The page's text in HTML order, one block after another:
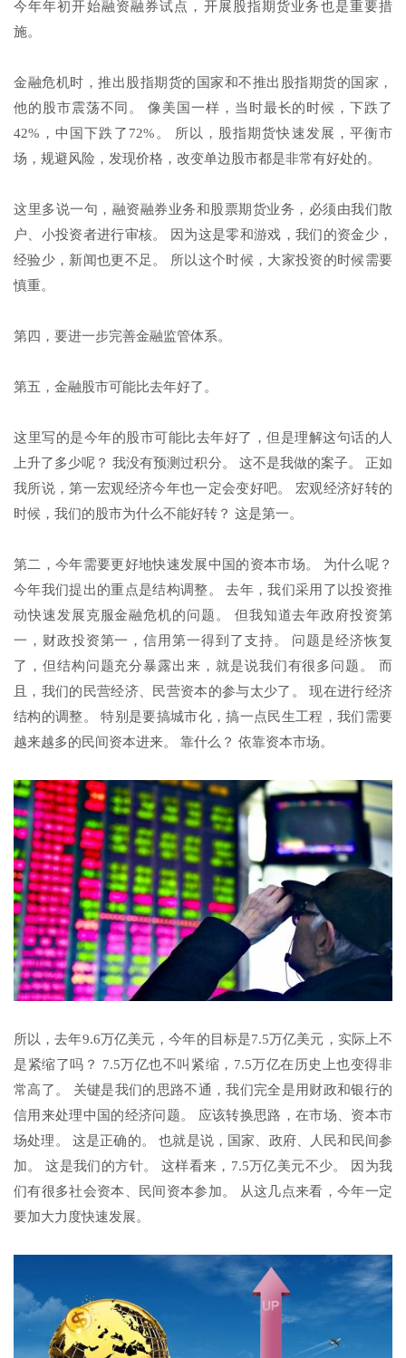
今年年初开始融资融券试点，开展股指期货业务也是重要措
施。
金融危机时，推出股指期货的国家和不推出股指期货的国家，
他的股市震荡不同。 像美国一样，当时最长的时候，下跌了
42%，中国下跌了72%。 所以，股指期货快速发展，平衡市
场，规避风险，发现价格，改变单边股市都是非常有好处的。
这里多说一句，融资融券业务和股票期货业务，必须由我们散
户、小投资者进行审核。 因为这是零和游戏，我们的资金少，
经验少，新闻也更不足。 所以这个时候，大家投资的时候需要
慎重。
第四，要进一步完善金融监管体系。
第五，金融股市可能比去年好了。
这里写的是今年的股市可能比去年好了，但是理解这句话的人
上升了多少呢？ 我没有预测过积分。 这不是我做的案子。 正如
我所说，第一宏观经济今年也一定会变好吧。 宏观经济好转的
时候，我们的股市为什么不能好转？ 这是第一。
第二，今年需要更好地快速发展中国的资本市场。 为什么呢？
今年我们提出的重点是结构调整。 去年，我们采用了以投资推
动快速发展克服金融危机的问题。 但我知道去年政府投资第
一，财政投资第一，信用第一得到了支持。 问题是经济恢复
了，但结构问题充分暴露出来，就是说我们有很多问题。 而
且，我们的民营经济、民营资本的参与太少了。 现在进行经济
结构的调整。 特别是要搞城市化，搞一点民生工程，我们需要
越来越多的民间资本进来。 靠什么？ 依靠资本市场。
所以，去年9.6万亿美元，今年的目标是7.5万亿美元，实际上不
是紧缩了吗？ 7.5万亿也不叫紧缩，7.5万亿在历史上也变得非
常高了。 关键是我们的思路不通，我们完全是用财政和银行的
信用来处理中国的经济问题。 应该转换思路，在市场、资本市
场处理。 这是正确的。 也就是说，国家、政府、人民和民间参
加。 这是我们的方针。 这样看来，7.5万亿美元不少。 因为我
们有很多社会资本、民间资本参加。 从这几点来看，今年一定
要加大力度快速发展。